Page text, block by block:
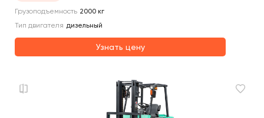
Грузоподъемность 2000 кг
Тип двигателя дизельный
Узнать цену